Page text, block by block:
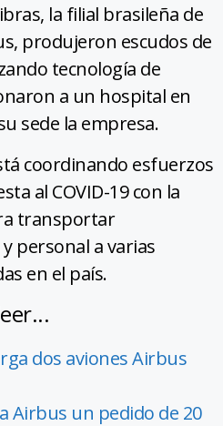
la filial brasileña de
produjeron escudos de
tecnología de
a un hospital en
sede la empresa.
coordinando esfuerzos
al COVID-19 con la
transportar
personal a varias
en el país.
dos aviones Airbus
Airbus un pedido de 20